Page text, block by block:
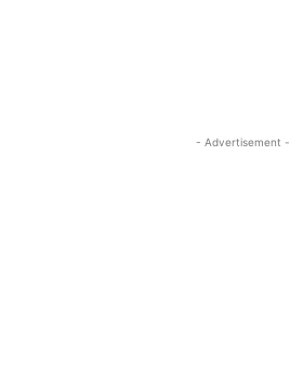
- Advertisement -